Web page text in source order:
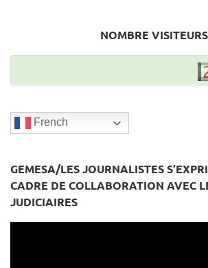
NOMBRE VISITEURS
French
GEMESA/LES JOURNALISTES
CADRE DE COLLABORATION AVEC
JUDICIAIRES